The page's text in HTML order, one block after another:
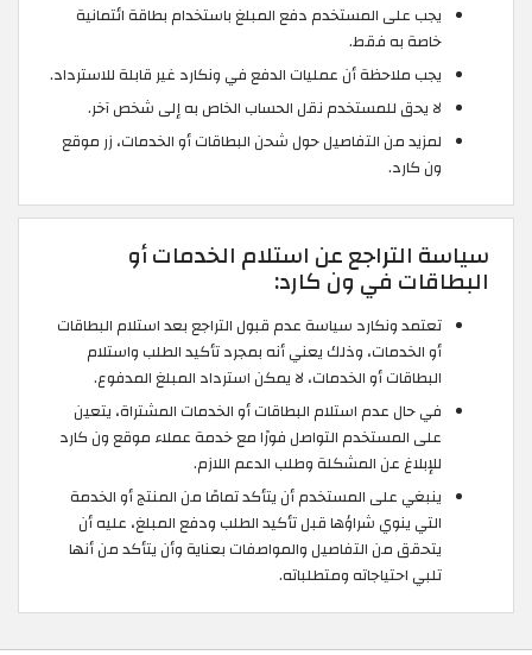
يجب على المستخدم دفع المبلغ باستخدام بطاقة ائتمانية
خاصة به فقط.
يجب ملاحظة أن عمليات الدفع في ونكارد غير قابلة للاسترداد.
لا يحق للمستخدم نقل الحساب الخاص به إلى شخص آخر.
لمزيد من التفاصيل حول شحن البطاقات أو الخدمات، زر موقع
ون كارد.
سياسة التراجع عن استلام الخدمات أو
البطاقات في ون كارد:
تعتمد ونكارد سياسة عدم قبول التراجع بعد استلام البطاقات
أو الخدمات، وذلك يعني أنه بمجرد تأكيد الطلب واستلام
البطاقات أو الخدمات، لا يمكن استرداد المبلغ المدفوع.
في حال عدم استلام البطاقات أو الخدمات المشتراة، يتعين
على المستخدم التواصل فورًا مع خدمة عملاء موقع ون كارد
للإبلاغ عن المشكلة وطلب الدعم اللازم.
ينبغي على المستخدم أن يتأكد تمامًا من المنتج أو الخدمة
التي ينوي شراؤها قبل تأكيد الطلب ودفع المبلغ، عليه أن
يتحقق من التفاصيل والمواصفات بعناية وأن يتأكد من أنها
تلبي احتياجاته ومتطلباته.